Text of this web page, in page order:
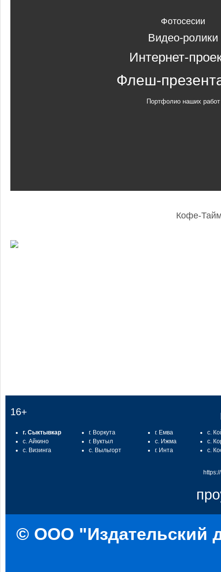
Фотосесии
Видео-ролики
Интернет-
Флеш-
Портфолио наших работ
Кофе-
16+
г. Сыктывкар
с. Айкино
с. Визинга
г. Воркута
г. Вуктыл
с. Выльгорт
г. Емва
с. Ижма
г. Инта
с.
с.
с.
© ООО "Издательский